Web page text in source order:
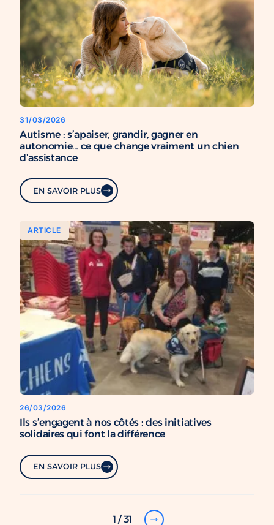
31/03/2026
Autisme : s’apaiser, grandir, gagner en
autonomie… ce que change vraiment un chien
d’assistance
EN SAVOIR PLUS
ARTICLE
26/03/2026
Ils s’engagent à nos côtés : des initiatives
solidaires qui font la différence
EN SAVOIR PLUS
1 / 31